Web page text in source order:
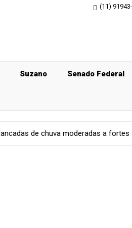
(11)
Suzano Senado Federal
a fortes Geral Estado